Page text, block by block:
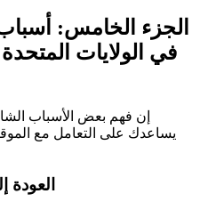
الجزء الخامس:
في الولايات
إن فهم بعض الأسباب
يساعدك على التعامل مع
العودة